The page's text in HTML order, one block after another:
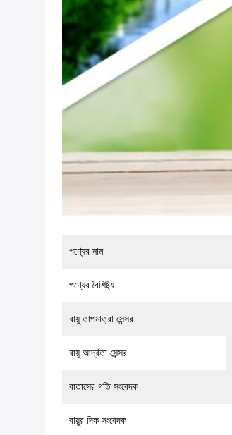
পণ্যের নাম
পণ্যের বৈশিষ্ট্য
বায়ু তাপমাত্রা সেন্সর
বায়ু আর্দ্রতা সেন্সর
বাতাসের গতি সংবেদক
বায়ুর দিক সংবেদক